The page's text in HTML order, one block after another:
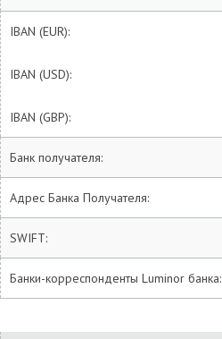
IBAN (EUR):
IBAN (USD):
IBAN (GBP):
Банк получателя:
Адрес Банка Получателя:
SWIFT:
Банки-корреспонденты Luminor банка: